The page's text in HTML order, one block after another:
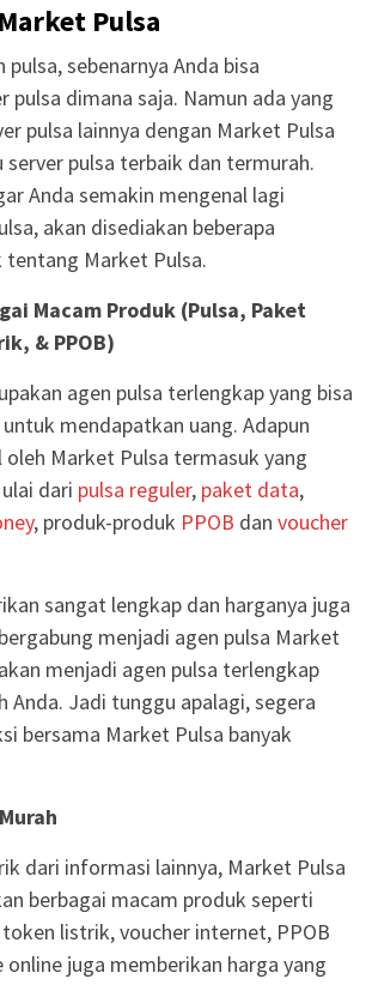
Pulsa
sebenarnya Anda bisa
pulsa dimana saja. Namun ada yang
pulsa lainnya dengan Market Pulsa
server pulsa terbaik dan termurah.
Anda semakin mengenal lagi
akan disediakan beberapa
Market Pulsa.
Macam Produk (Pulsa, Paket
& PPOB)
agen pulsa terlengkap yang bisa
mendapatkan uang. Adapun
Market Pulsa termasuk yang
dari pulsa reguler, paket data,
, produk-produk PPOB dan voucher
sangat lengkap dan harganya juga
menjadi agen pulsa Market
menjadi agen pulsa terlengkap
Anda. Jadi tunggu apalagi, segera
bersama Market Pulsa banyak
dari informasi lainnya, Market Pulsa
berbagai macam produk seperti
listrik, voucher internet, PPOB
online juga memberikan harga yang